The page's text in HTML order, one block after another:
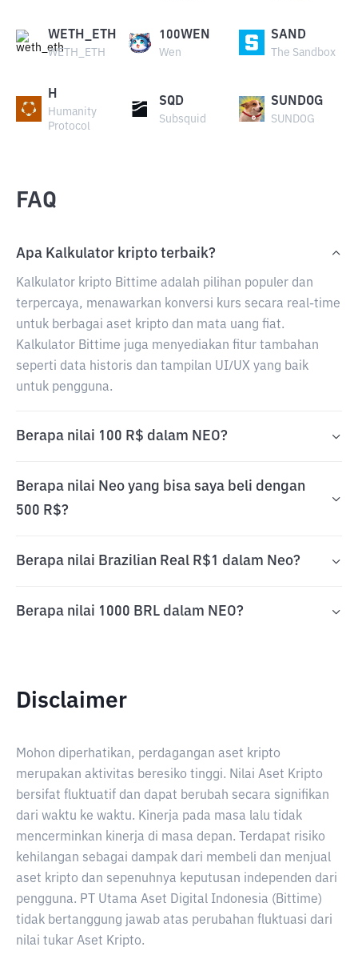
WETH_ETH
WETH_ETH
100WEN
Wen
SAND
The Sandbox
H
Humanity
Protocol
SQD
Subsquid
SUNDOG
SUNDOG
FAQ
Apa Kalkulator kripto terbaik?
Kalkulator kripto Bittime adalah pilihan populer dan
terpercaya, menawarkan konversi kurs secara real-time
untuk berbagai aset kripto dan mata uang fiat.
Kalkulator Bittime juga menyediakan fitur tambahan
seperti data historis dan tampilan UI/UX yang baik
untuk pengguna.
Berapa nilai 100 R$ dalam NEO?
Berapa nilai Neo yang bisa saya beli dengan
500 R$?
Berapa nilai Brazilian Real R$1 dalam Neo?
Berapa nilai 1000 BRL dalam NEO?
Disclaimer
Mohon diperhatikan, perdagangan aset kripto
merupakan aktivitas beresiko tinggi. Nilai Aset Kripto
bersifat fluktuatif dan dapat berubah secara signifikan
dari waktu ke waktu. Kinerja pada masa lalu tidak
mencerminkan kinerja di masa depan. Terdapat risiko
kehilangan sebagai dampak dari membeli dan menjual
aset kripto dan sepenuhnya keputusan independen dari
pengguna. PT Utama Aset Digital Indonesia (Bittime)
tidak bertanggung jawab atas perubahan fluktuasi dari
nilai tukar Aset Kripto.